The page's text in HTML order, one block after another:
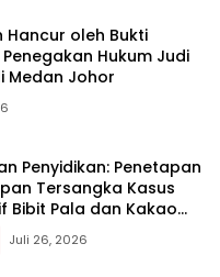
Hancur oleh Bukti
Hukum Judi
Medan Johor
Penyidikan: Penetapan
Tersangka Kasus
Bibit Pala dan Kakao
Juli 26, 2026